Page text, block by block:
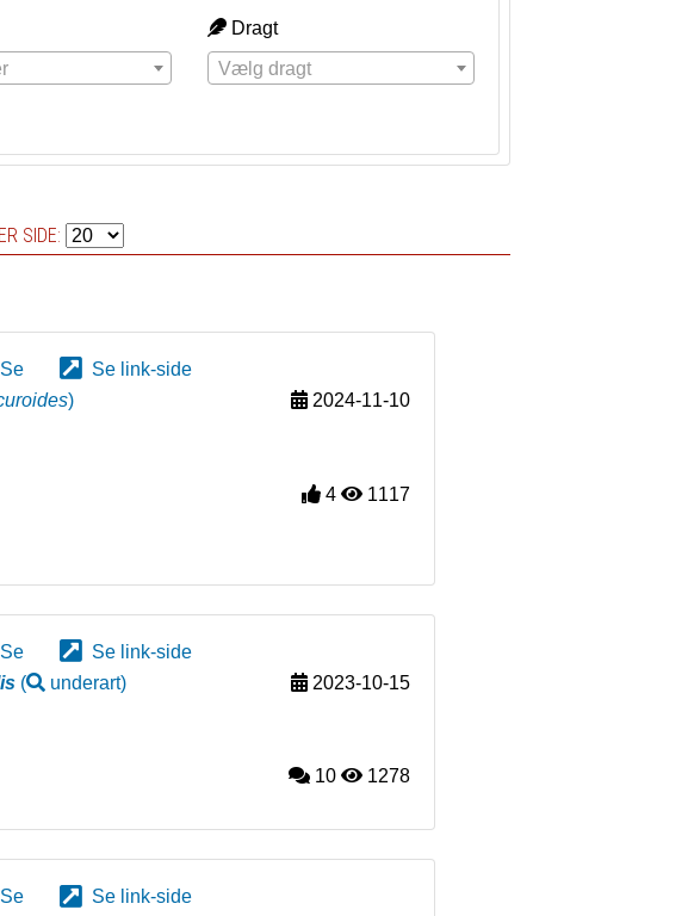
Dragt
Vælg dragt
SIDE:
Se
Se link-side
)
2024-11-10
4 1117
Se
Se link-side
( underart)
2023-10-15
10 1278
Se
Se link-side